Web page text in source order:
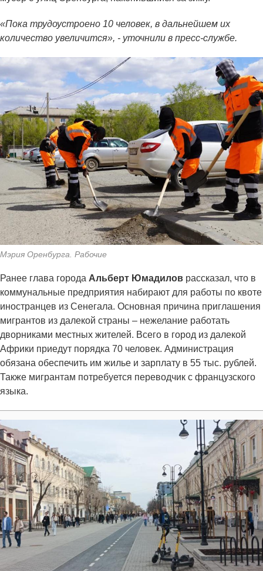
«Пока трудоустроено 10 человек, в дальнейшем их
количество увеличится», - уточнили в пресс-службе.
Мэрия Оренбурга. Рабочие
Ранее глава города Альберт Юмадилов рассказал, что в
коммунальные предприятия набирают для работы по квоте
иностранцев из Сенегала. Основная причина приглашения
мигрантов из далекой страны – нежелание работать
дворниками местных жителей. Всего в город из далекой
Африки приедут порядка 70 человек. Администрация
обязана обеспечить им жилье и зарплату в 55 тыс. рублей.
Также мигрантам потребуется переводчик с французского
языка.